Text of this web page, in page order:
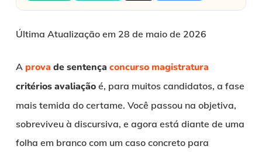
Última Atualização em 28 de maio de 2026
A prova de sentença concurso magistratura
critérios avaliaçãoé, para muitos candidatos, a fase
mais temida do certame. Você passou na objetiva,
sobreviveu à discursiva, e agora está diante de uma
folha em branco com um caso concreto para